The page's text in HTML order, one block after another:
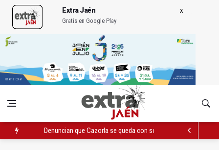
Extra Jaén
Gratis en Google Play
Pelea con arma blanca acaba con una menor herida en